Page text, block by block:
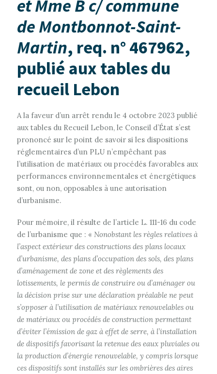
et Mme B c/ commune
de Montbonnot-Saint-
Martin, req. n° 467962,
publié aux tables du
recueil Lebon
A la faveur d’un arrêt rendu le 4 octobre 2023 publié
aux tables du Recueil Lebon, le Conseil d’État s’est
prononcé sur le point de savoir si les dispositions
réglementaires d’un PLU n’empêchant pas
l’utilisation de matériaux ou procédés favorables aux
performances environnementales et énergétiques
sont, ou non, opposables à une autorisation
d’urbanisme.
Pour mémoire, il résulte de l’article L. 111-16 du code
de l’urbanisme que : « Nonobstant les règles relatives à
l’aspect extérieur des constructions des plans locaux
d’urbanisme, des plans d’occupation des sols, des plans
d’aménagement de zone et des règlements des
lotissements, le permis de construire ou d’aménager ou
la décision prise sur une déclaration préalable ne peut
s’opposer à l’utilisation de matériaux renouvelables ou
de matériaux ou procédés de construction permettant
d’éviter l’émission de gaz à effet de serre, à l’installation
de dispositifs favorisant la retenue des eaux pluviales ou
la production d’énergie renouvelable, y compris lorsque
ces dispositifs sont installés sur les ombrières des aires